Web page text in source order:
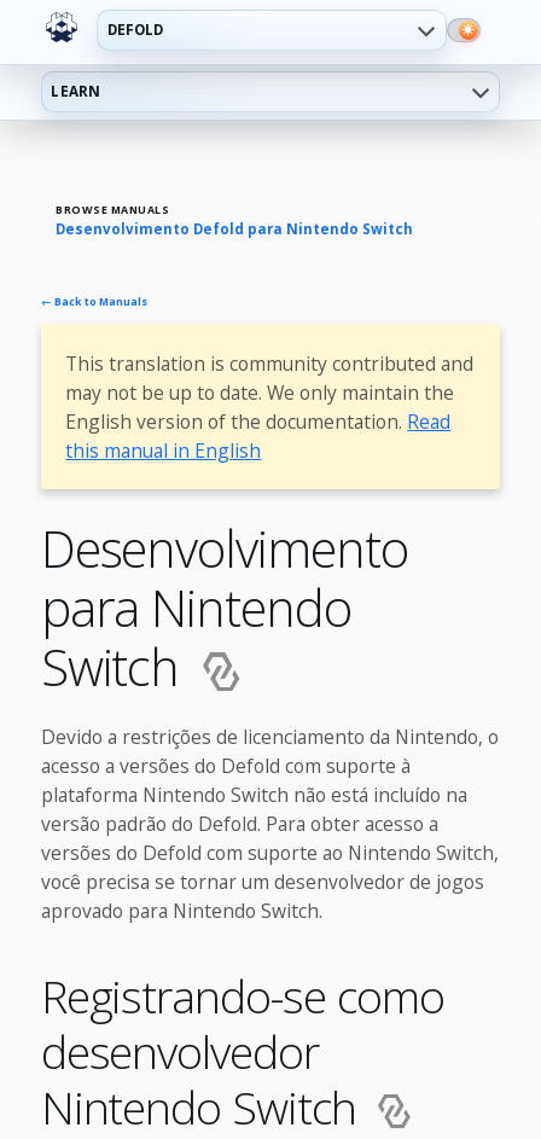
DEFOLD
LEARN
BROWSE MANUALS
Desenvolvimento Defold para Nintendo Switch
← Back to Manuals
This translation is community contributed and
may not be up to date. We only maintain the
English version of the documentation. Read
this manual in English
Desenvolvimento
para Nintendo
Switch
Devido a restrições de licenciamento da Nintendo, o
acesso a versões do Defold com suporte à
plataforma Nintendo Switch não está incluído na
versão padrão do Defold. Para obter acesso a
versões do Defold com suporte ao Nintendo Switch,
você precisa se tornar um desenvolvedor de jogos
aprovado para Nintendo Switch.
Registrando-se como
desenvolvedor
Nintendo Switch